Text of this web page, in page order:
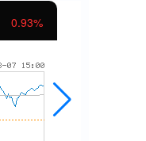
0.93%